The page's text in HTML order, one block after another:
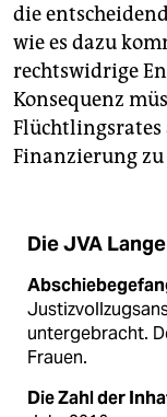
die
wie es dazu
rechtswidrige
Konsequenz
Flüchtlingsrates
Finanzierung
Die JVA
untergebracht.
Frauen.
Die Zahl der